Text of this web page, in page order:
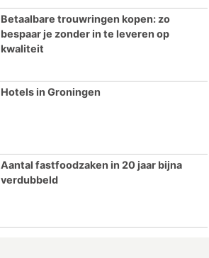
Betaalbare trouwringen kopen: zo
bespaar je zonder in te leveren op
kwaliteit
Hotels in Groningen
Aantal fastfoodzaken in 20 jaar bijna
verdubbeld